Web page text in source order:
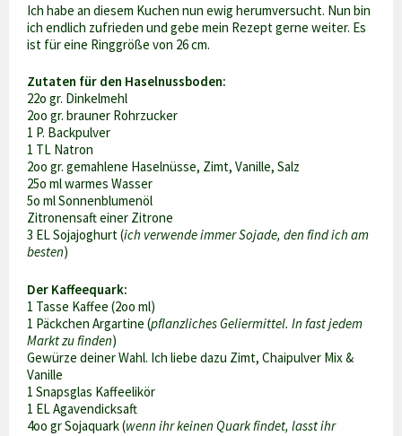
Ich habe an diesem Kuchen nun ewig herumversucht. Nun bin
ich endlich zufrieden und gebe mein Rezept gerne weiter. Es
ist für eine Ringgröße von 26 cm.
Zutaten für den Haselnussboden:
22o gr. Dinkelmehl
2oo gr. brauner Rohrzucker
1 P. Backpulver
1 TL Natron
2oo gr. gemahlene Haselnüsse, Zimt, Vanille, Salz
25o ml warmes Wasser
5o ml Sonnenblumenöl
Zitronensaft einer Zitrone
3 EL Sojajoghurt (ich verwende immer Sojade, den find ich am
besten)
Der Kaffeequark:
1 Tasse Kaffee (2oo ml)
1 Päckchen Argartine (pflanzliches Geliermittel. In fast jedem
Markt zu finden)
Gewürze deiner Wahl. Ich liebe dazu Zimt, Chaipulver Mix &
Vanille
1 Snapsglas Kaffeelikör
1 EL Agavendicksaft
4oo gr Sojaquark (wenn ihr keinen Quark findet, lasst ihr